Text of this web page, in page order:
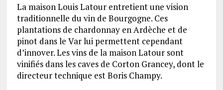
La maison Louis Latour entretient une vision
traditionnelle du vin de Bourgogne. Ces
plantations de chardonnay en Ardèche et de
pinot dans le Var lui permettent cependant
d’innover. Les vins de la maison Latour sont
vinifiés dans les caves de Corton Grancey, dont le
directeur technique est Boris Champy.